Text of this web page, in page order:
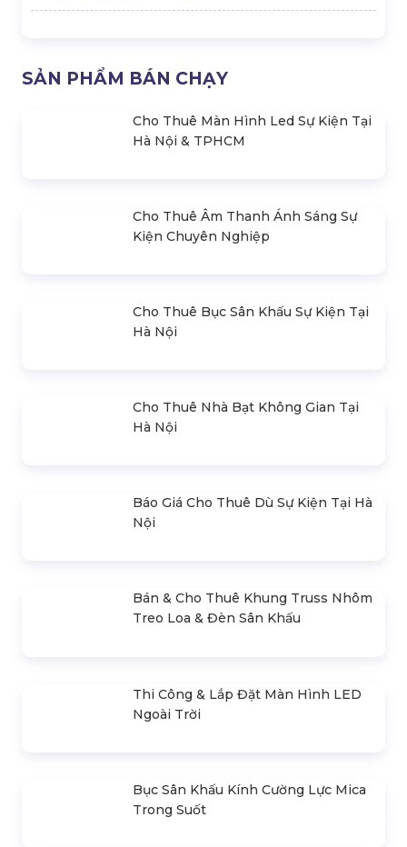
SẢN PHẨM BÁN CHẠY
Cho Thuê Màn Hình Led Sự Kiện Tại
Hà Nội & TPHCM
Hà Nội
Hà Nội
Nội
Treo Loa & Đèn Sân Khấu
Ngoài Trời